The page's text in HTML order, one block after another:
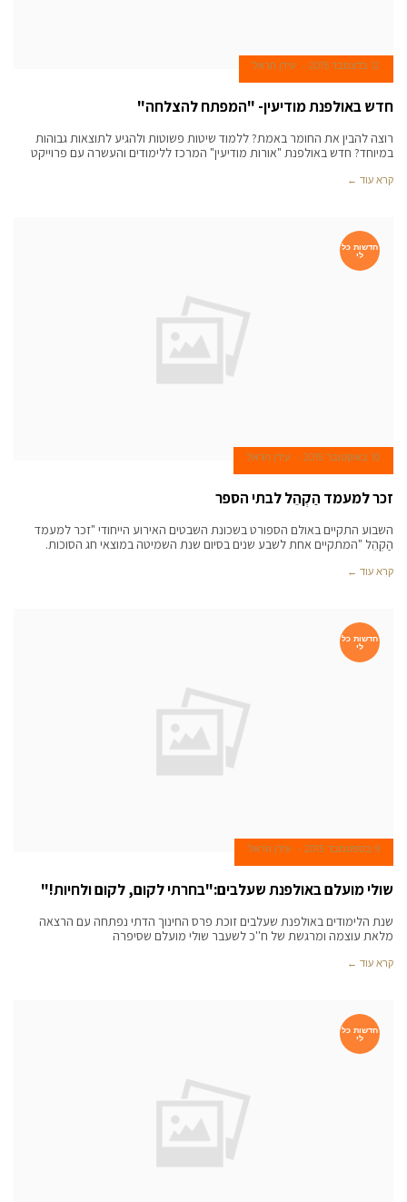
12 בדצמבר 2015 עידן הראל
חדש באולפנת מודיעין- "המפתח להצלחה"
רוצה להבין את החומר באמת? ללמוד שיטות פשוטות ולהגיע לתוצאות גבוהות
במיוחד? חדש באולפנת "אורות מודיעין" המרכז ללימודים והעשרה עם פרוייקט
קרא עוד ←
חדשות כל
לי
10 באוקטובר 2015 עידן הראל
זכר למעמד הַקְהֵל לבתי הספר
השבוע התקיים באולם הספורט בשכונת השבטים האירוע הייחודי "זכר למעמד
הַקְהֵל "המתקיים אחת לשבע שנים בסיום שנת השמיטה במוצאי חג הסוכות.
קרא עוד ←
חדשות כל
לי
9 בספטמבר 2015 עידן הראל
שולי מועלם באולפנת שעלבים:"בחרתי לקום, לקום ולחיות!"
שנת הלימודים באולפנת שעלבים זוכת פרס החינוך הדתי נפתחה עם הרצאה
מלאת עוצמה ומרגשת של ח''כ לשעבר שולי מועלם שסיפרה
קרא עוד ←
חדשות כל
לי